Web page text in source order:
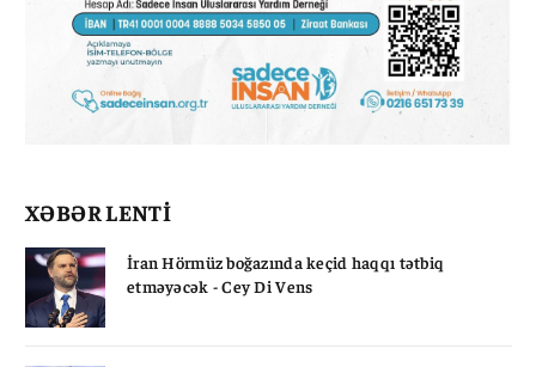
XƏBƏR LENTİ
İran Hörmüz boğazında keçid haqqı tətbiq
etməyəcək - Cey Di Vens